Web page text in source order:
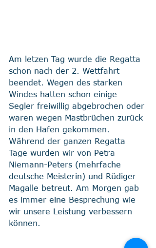
Am letzen Tag wurde die Regatta
schon nach der 2. Wettfahrt
beendet. Wegen des starken
Windes hatten schon einige
Segler freiwillig abgebrochen oder
waren wegen Mastbrüchen zurück
in den Hafen gekommen.
Während der ganzen Regatta
Tage wurden wir von Petra
Niemann-Peters (mehrfache
deutsche Meisterin) und Rüdiger
Magalle betreut. Am Morgen gab
es immer eine Besprechung wie
wir unsere Leistung verbessern
können.